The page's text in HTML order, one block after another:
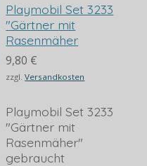
Playmobil Set 3233
"Gärtner mit
Rasenmäher
9,80 €
zzgl.Versandkosten
Playmobil Set 3233
"Gärtner mit
Rasenmäher"
gebraucht